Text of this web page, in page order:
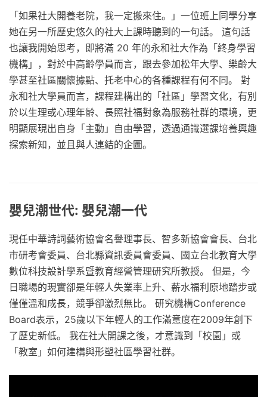
「如果社大開養老院，我一定搬來住。」一位班上同學分享
她在另一所歷史悠久的社大上課時聽到的一句話。 這句話
也讓我開始思考，即將滿 20 年的永和社大作為「終身學習
機構」，對於中高齡學員而言，跟去參加松年大學、樂齡大
學甚至社區關懷據點、托老中心的各種課程有何不同。 對
永和社大學員而言，課程建構出的「社區」學習文化，有別
於以生理或心理年齡、長照社福對象為服務社群的環境，更
明顯展現出自身「主動」自由學習，透過通識選課培養興趣
探索新知，並且與人連結的企圖。
嬰兒潮世代: 嬰兒潮一代
現任中華詩詞藝術協會名譽理事長、智多新協會會長、台北
市研考會委員、台北縣資訊委員會委員、國立台北教育大學
數位科技設計學系暨教育經營管理研究所教授。 但是，今
日職場的現實卻是年輕人失業率上升、薪水福利原地踏步或
僅僅溫和成長，競爭卻激烈無比。 研究機構Conference
Board表示，25歲以下年輕人的工作滿意度在2009年創下
了歷史新低。 我在社大開課之後，才意識到「校園」或
「教室」如何建構與形塑社區學習社群。